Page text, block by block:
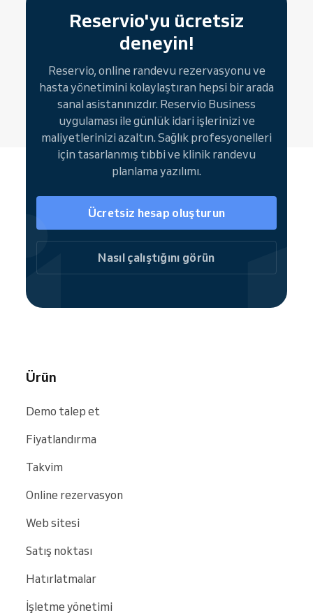
sergileyebilir. Markalı Rezervasyon Sayfası,
yeni ve mevcut hastaların hizmet seçmesine,
gün ve saat belirlemesine, tercih ettikleri
personeli seçmesine ve tüm
rezervasyonlarını online olarak yönetmesine
imkan tanır.
Rezervasyon butonları (widget'lar), hasta
erişimini artırmanın bir başka yoludur ve
mevcut web sitenize ya da sosyal medya
hesaplarınıza doğrudan entegre edilir.
Böylece hızlı ve kolay kendi kendine
rezervasyon imkanı sunar. Kullanıcıları tam
Rezervasyon Sayfanıza yönlendirin veya
anında bireysel hizmetler planlayın.
Reservio topluluğunun bir parçası olarak, aşı
Reservio'yu ücretsiz
deneyin!
Reservio, online randevu rezervasyonu ve
hasta yönetimini kolaylaştıran hepsi bir arada
sanal asistanınızdır. Reservio Business
uygulaması ile günlük idari işlerinizi ve
maliyetlerinizi azaltın. Sağlık profesyonelleri
için tasarlanmış tıbbi ve klinik randevu
planlama yazılımı.
Ücretsiz hesap oluşturun
Nasıl çalıştığını görün
Ürün
Demo talep et
Fiyatlandırma
Takvim
Online rezervasyon
Web sitesi
Satış noktası
Hatırlatmalar
İşletme yönetimi